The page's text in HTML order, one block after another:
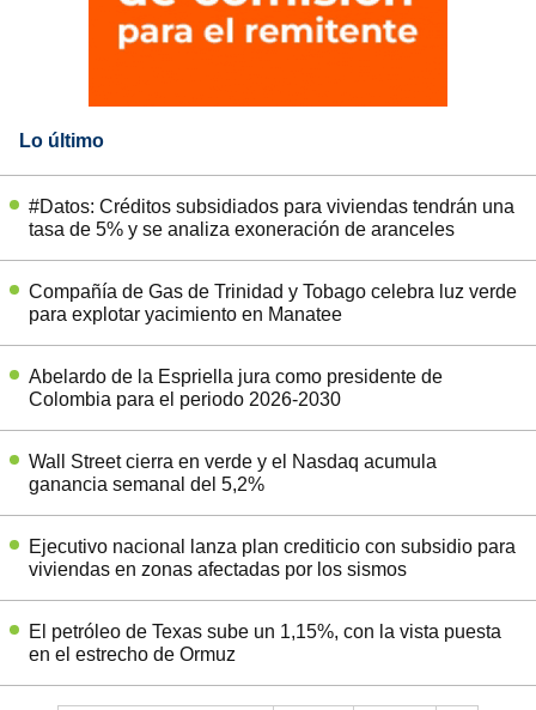
Lo último
#Datos: Créditos subsidiados para viviendas tendrán una
tasa de 5% y se analiza exoneración de aranceles
Compañía de Gas de Trinidad y Tobago celebra luz verde
para explotar yacimiento en Manatee
Abelardo de la Espriella jura como presidente de
Colombia para el periodo 2026-2030
Wall Street cierra en verde y el Nasdaq acumula
ganancia semanal del 5,2%
Ejecutivo nacional lanza plan crediticio con subsidio para
viviendas en zonas afectadas por los sismos
El petróleo de Texas sube un 1,15%, con la vista puesta
en el estrecho de Ormuz